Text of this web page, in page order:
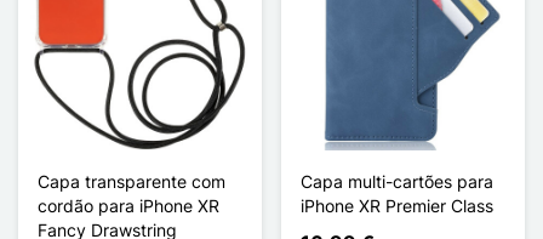
Capa transparente com
cordão para iPhone XR
Fancy Drawstring
Capa multi-cartões para
iPhone XR Premier Class